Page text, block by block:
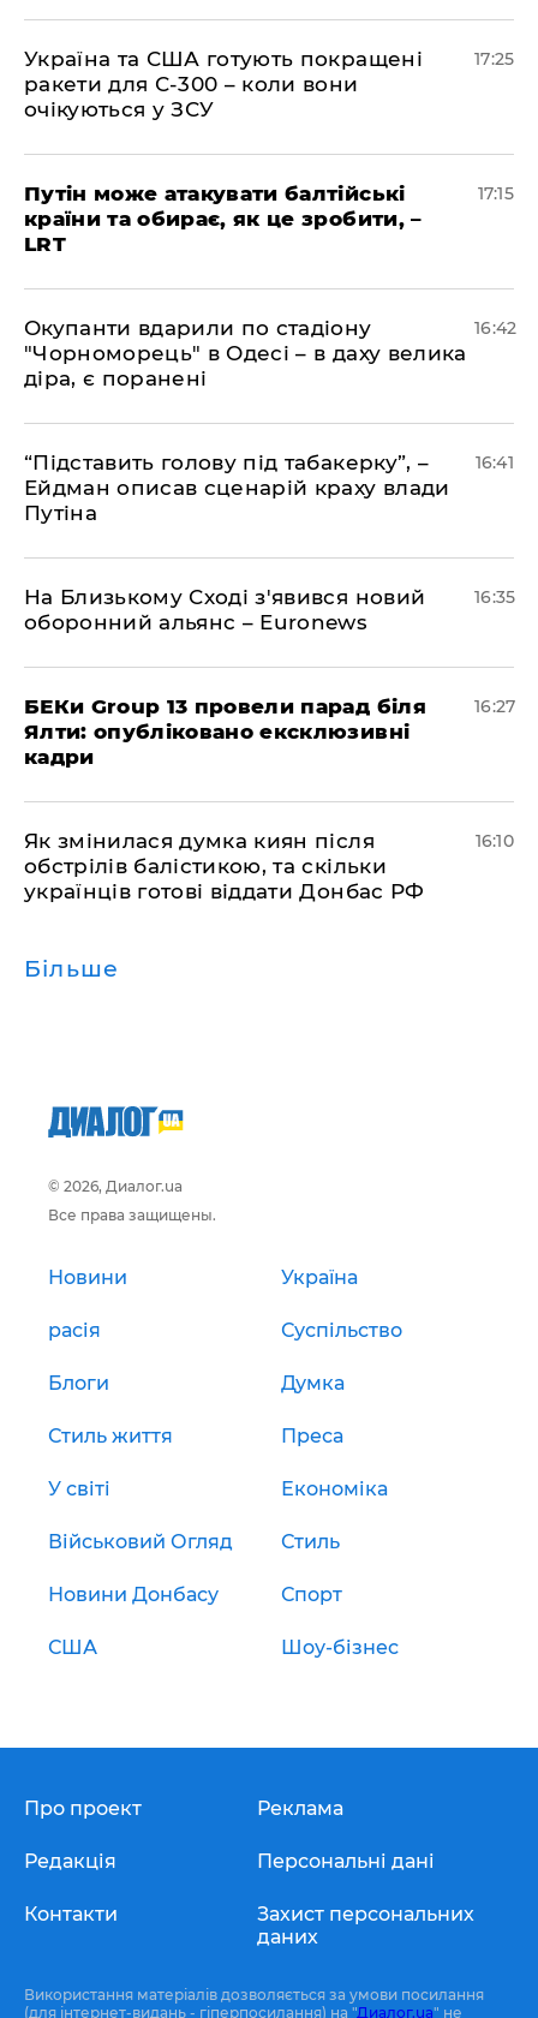
​Україна та США готують покращені
ракети для С-300 – коли вони
очікуються у ЗСУ
17:25
​Путін може атакувати балтійські
країни та обирає, як це зробити, –
LRT
17:15
​Окупанти вдарили по стадіону
"Чорноморець" в Одесі – в даху велика
діра, є поранені
16:42
​“Підставить голову під табакерку”, –
Ейдман описав сценарій краху влади
Путіна
16:41
На Близькому Сході з'явився новий
оборонний альянс – Euronews
16:35
БЕКи Group 13 провели парад біля
Ялти: опубліковано ексклюзивні
кадри
16:27
Як змінилася думка киян після
обстрілів балістикою, та скільки
українців готові віддати Донбас РФ
16:10
Більше
© 2026, Диалог.ua
Все права защищены.
Новини Україна
расія Суспільство
Блоги Думка
Стиль життя Преса
У світі Економіка
Військовий Огляд Стиль
Новини Донбасу Спорт
США Шоу-бізнес
Про проект
Редакція
Контакти
Реклама
Персональні дані
Захист персональних
даних
Використання матеріалів дозволяється за умови посилання
(для інтернет-видань - гіперпосилання) на "Диалог.ua" не